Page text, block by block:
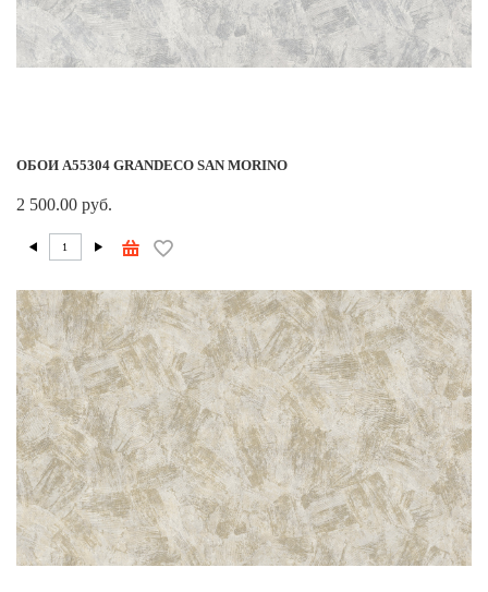
ОБОИ A55304 GRANDECO SAN MORINO
2 500.00 руб.